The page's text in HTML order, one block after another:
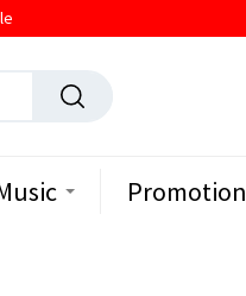
Promotion